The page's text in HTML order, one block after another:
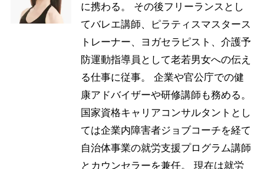
に携わる。 その後フリーランスとし
てバレエ講師、ピラティスマスタース
トレーナー、ヨガセラピスト、介護予
防運動指導員として老若男女への伝え
る仕事に従事。 企業や官公庁での健
康アドバイザーや研修講師も務める。
国家資格キャリアコンサルタントとし
ては企業内障害者ジョブコーチを経て
自治体事業の就労支援プログラム講師
とカウンセラーを兼任。 現在は就労